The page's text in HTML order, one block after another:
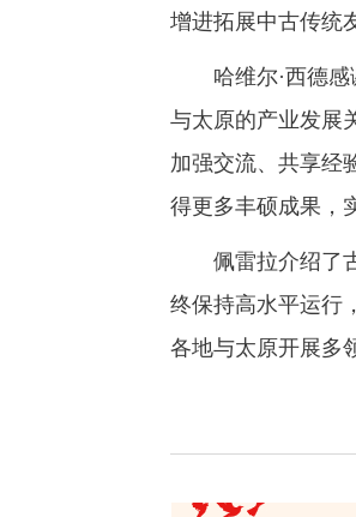
增进拓展中古传统
哈维尔·西德感
与太原的产业发展
加强交流、共享经
得更多丰硕成果，
佩雷拉介绍了古
终保持高水平运行
各地与太原开展多